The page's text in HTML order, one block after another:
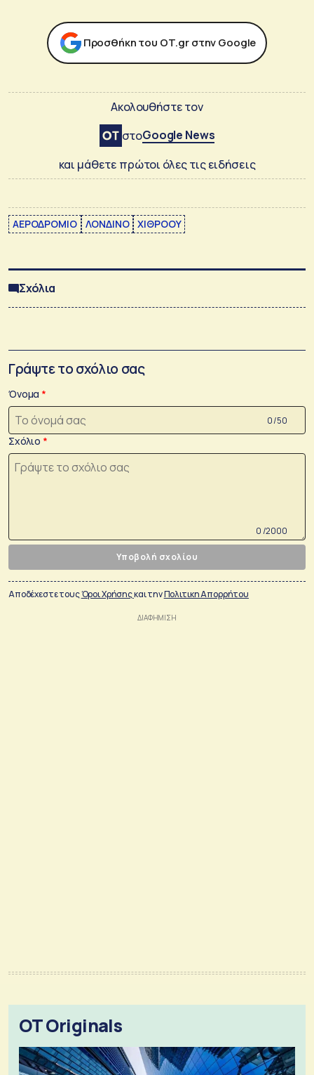
Προσθήκη του ΟΤ.gr στην Google
Ακολουθήστε τον
στοGoogle News
και μάθετε πρώτοι όλες τις ειδήσεις
ΑΕΡΟΔΡΟΜΙΟ ΛΟΝΔΙΝΟ ΧΙΘΡΟΟΥ
Σχόλια
Γράψτε το σχόλιο σας
Όνομα
0 /50
Σχόλιο
0 /2000
Υποβολή σχολίου
Αποδέχεστε τουςΌροι Χρήσηςκαι τηνΠολιτικη Απορρήτου
OT Originals